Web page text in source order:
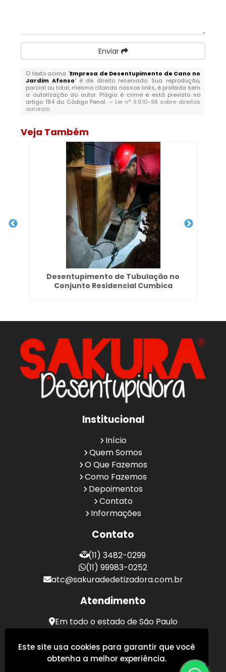
Enviar
O texto acima "Empresa de Desentupimento de Cano no
Jardim Afonso" é de direito reservado. Sua reprodução,
parcial ou total, mesmo citando nossos links, é proibida sem
a autorização do autor. Plágio é crime e está previsto no
artigo 184 do Código Penal. – Lei n° 9.610-98 sobre direitos
autorais.
Veja Também
Desentupimento de Tubulação no
Conjunto Residencial Cumbica
Institucional
Início
Quem Somos
O Que Fazemos
Como Fazemos
Depoimentos
Contato
Informações
Contato
(11) 3482-0299
(11) 99983-0252
atc@sakuradedetizadora.com.br
Atendimento
Em todo o estado de São Paulo
Este site usa cookies para garantir que você
obtenha a melhor experiência.